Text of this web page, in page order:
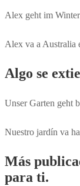
Alex geht im
Alex va a Australia
Algo se
Unser Garten geht
Nuestro jardín va
Más
para ti.